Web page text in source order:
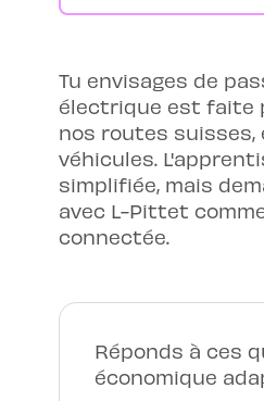
Tu envisages de
électrique est faite
nos routes
véhicules.
simplifiée, mais
avec L-Pittet
connectée.
Réponds à ces
économique